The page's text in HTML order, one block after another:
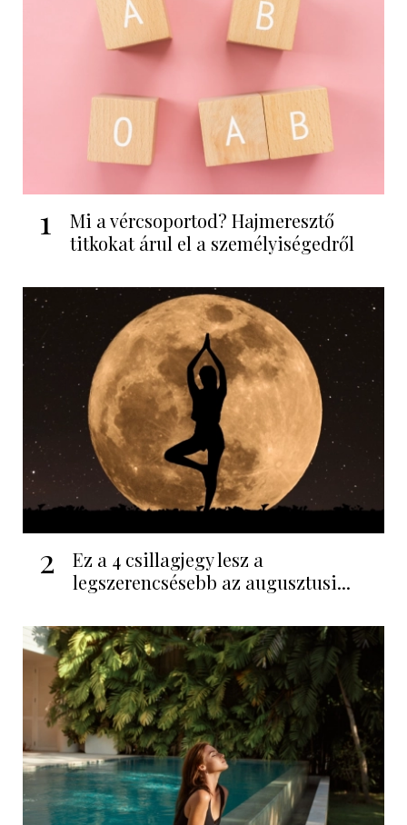
1
Mi a vércsoportod? Hajmeresztő
titkokat árul el a személyiségedről
2
Ez a 4 csillagjegy lesz a
legszerencsésebb az augusztusi...